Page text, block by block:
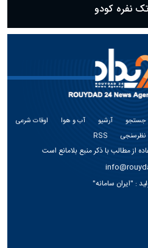
تک نفره کودو
جستجو آرشیو آب و هوا
اوقات شرعی
نظرسنجی RSS
از مطالب با ذکر منبع بلامانع است
: "ایران سامانه"